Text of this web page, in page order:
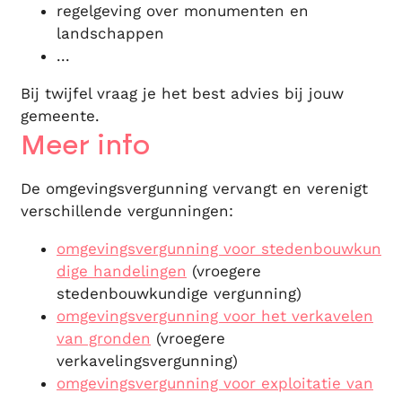
regelgeving over monumenten en
landschappen
...
Bij twijfel vraag je het best advies bij jouw
gemeente.
Meer info
De omgevingsvergunning vervangt en verenigt
verschillende vergunningen:
omgevingsvergunning voor stedenbouwkun
dige handelingen (vroegere
stedenbouwkundige vergunning)
omgevingsvergunning voor het verkavelen
van gronden (vroegere
verkavelingsvergunning)
omgevingsvergunning voor exploitatie van